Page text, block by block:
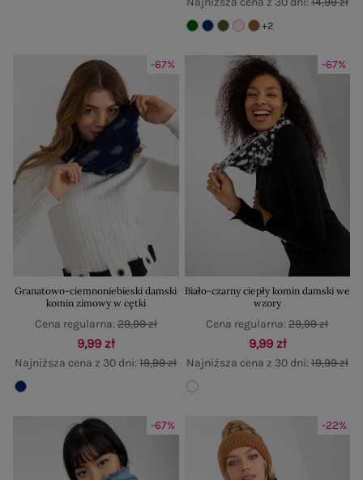
+2
-67%
Granatowo-ciemnoniebieski damski
komin zimowy w cętki
9,99 zł
Najniższa cena z 30 dni:19,99 zł
Cena regularna:29,99 zł
-67%
Biało-czarny ciepły komin damski we
wzory
9,99 zł
Najniższa cena z 30 dni:19,99 zł
Cena regularna:29,99 zł
-67% -22%